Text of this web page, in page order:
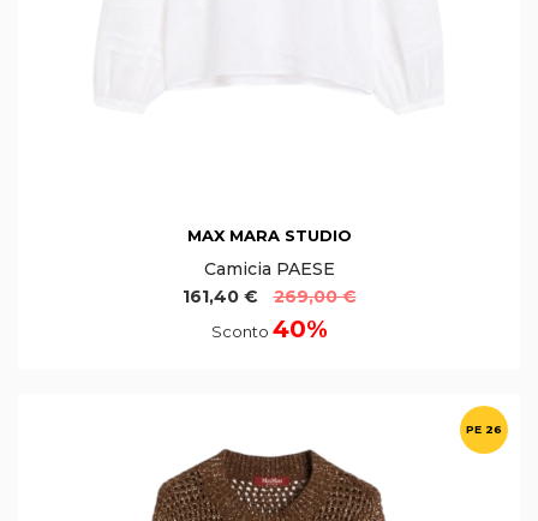
MAX MARA STUDIO
Camicia PAESE
161,40 €
269,00 €
Sconto 40%
PE 26